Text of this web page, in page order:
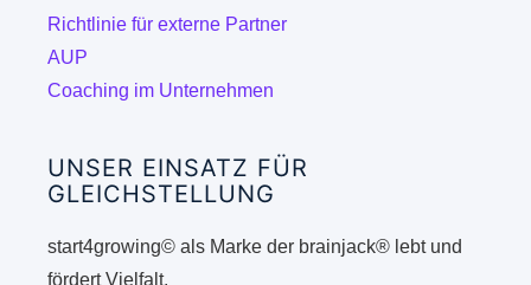
gewählt
Richtlinie für externe Partner
AUP
Coaching im Unternehmen
UNSER EINSATZ FÜR
GLEICHSTELLUNG
start4growing© als Marke der brainjack® lebt und
fördert Vielfalt.